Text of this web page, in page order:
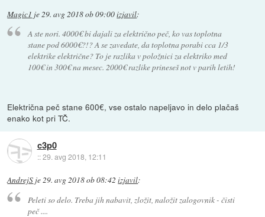
Magic1 je29. avg 2018 ob 09:00izjavil:
A ste nori. 4000€ bi dajali za električno peč, ko vas toplotna
stane pod 6000€?!? A se zavedate, da toplotna porabi cca 1/3
elektrike električne? To je razlika v položnici za elektriko med
100€ in 300€ na mesec. 2000€ razlike prineseš not v parih letih!
Električna peč stane 600€, vse ostalo napeljavo in delo plačaš
enako kot pri TČ.
c3p0
::29. avg 2018, 12:11
AndrejS je29. avg 2018 ob 08:42 izjavil:
Peleti so delo. Treba jih nabavit, zložit, naložit zalogovnik - čisti
peč ....